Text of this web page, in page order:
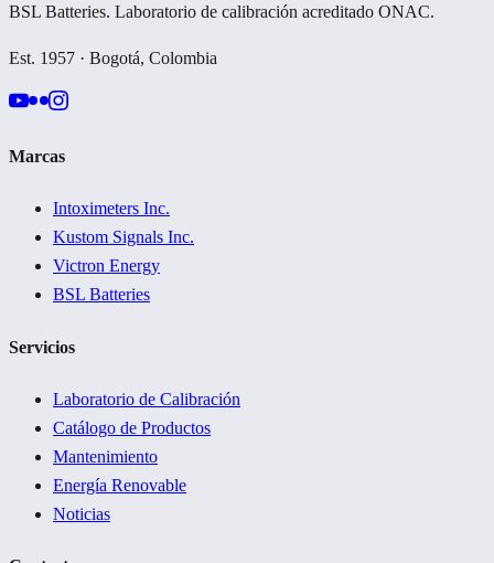
BSL Batteries. Laboratorio de calibración acreditado ONAC.
Est. 1957 · Bogotá, Colombia
Marcas
Intoximeters Inc.
Kustom Signals Inc.
Victron Energy
BSL Batteries
Servicios
Laboratorio de Calibración
Catálogo de Productos
Mantenimiento
Energía Renovable
Noticias